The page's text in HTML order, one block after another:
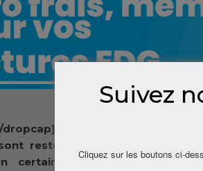
dropcap]ouvoir et
restés à couteaux
certain nombre de
Suivez
Cliquez sur les boutons ci-